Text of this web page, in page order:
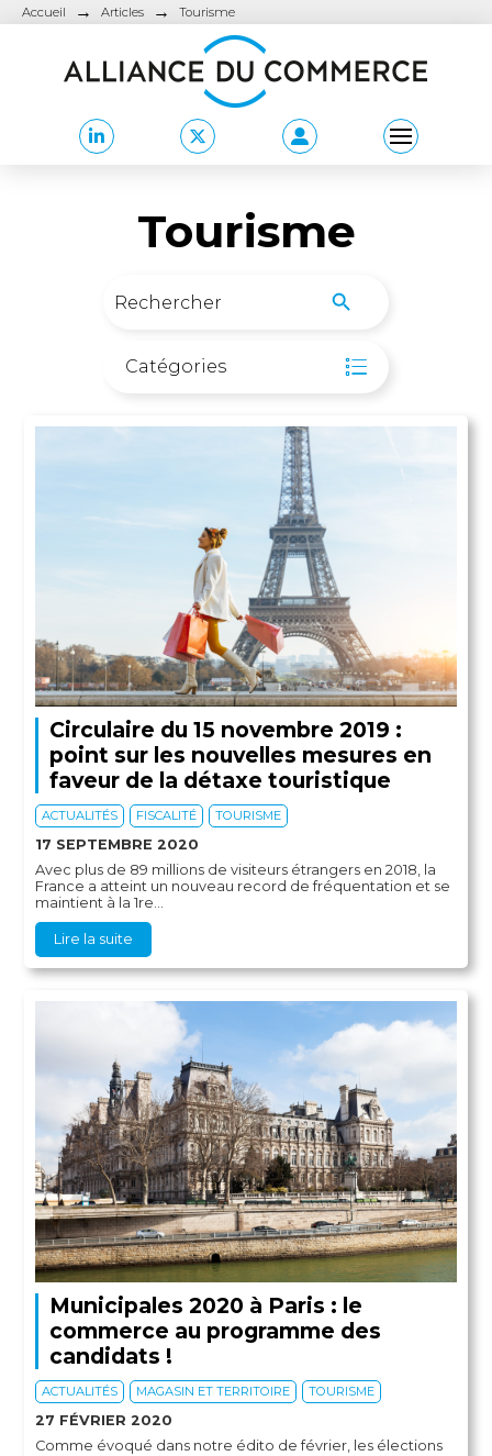
Accueil → Articles → Tourisme
Tourisme
for:
Catégories
Circulaire du 15 novembre 2019 :
point sur les nouvelles mesures en
faveur de la détaxe touristique
ACTUALITÉS FISCALITÉ TOURISME
17 SEPTEMBRE 2020
Avec plus de 89 millions de visiteurs étrangers en 2018, la
France a atteint un nouveau record de fréquentation et se
maintient à la 1re...
Lire la suite
Municipales 2020 à Paris : le
commerce au programme des
candidats !
ACTUALITÉS MAGASIN ET TERRITOIRE TOURISME
27 FÉVRIER 2020
Comme évoqué dans notre édito de février, les élections